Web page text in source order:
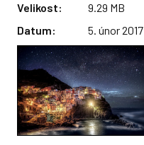
Velikost:
9.29 MB
Datum:
5. únor 2017